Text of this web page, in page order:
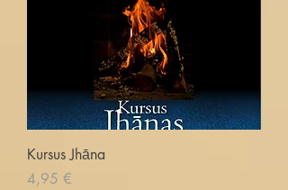
Kursus Jhāna
Cena
4,95 €